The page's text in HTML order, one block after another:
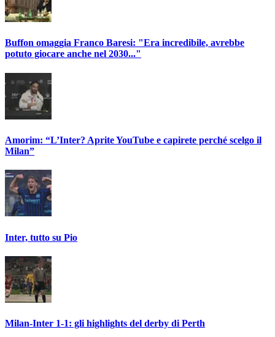
Buffon omaggia Franco Baresi: "Era incredibile, avrebbe
potuto giocare anche nel 2030..."
Amorim: “L’Inter? Aprite YouTube e capirete perché scelgo il
Milan”
Inter, tutto su Pio
Milan-Inter 1-1: gli highlights del derby di Perth